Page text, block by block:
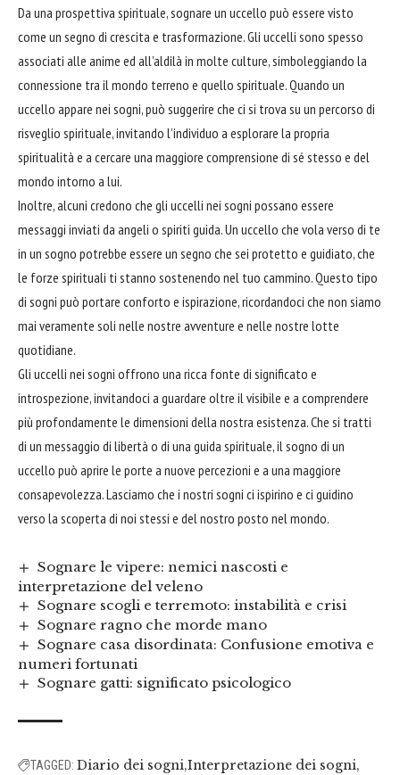
Da una prospettiva spirituale, sognare un uccello può essere visto
come un segno di crescita e trasformazione. Gli uccelli sono spesso
associati alle anime ed all’aldilà in molte culture, simboleggiando la
connessione tra il mondo terreno e quello spirituale. Quando un
uccello appare nei sogni, può suggerire che ci si trova su un percorso di
risveglio spirituale, invitando l’individuo a esplorare la propria
spiritualità e a cercare una maggiore comprensione di sé stesso e del
mondo intorno a lui.
Inoltre, alcuni credono che gli uccelli nei sogni possano essere
messaggi inviati da angeli o spiriti guida. Un uccello che vola verso di te
in un sogno potrebbe essere un segno che sei protetto e guidiato, che
le forze spirituali ti stanno sostenendo nel tuo cammino. Questo tipo
di sogni può portare conforto e ispirazione, ricordandoci che non siamo
mai veramente soli nelle nostre avventure e nelle nostre lotte
quotidiane.
Gli uccelli nei sogni offrono una ricca fonte di significato e
introspezione, invitandoci a guardare oltre il visibile e a comprendere
più profondamente le dimensioni della nostra esistenza. Che si tratti
di un messaggio di libertà o di una guida spirituale, il sogno di un
uccello può aprire le porte a nuove percezioni e a una maggiore
consapevolezza. Lasciamo che i nostri sogni ci ispirino e ci guidino
verso la scoperta di noi stessi e del nostro posto nel mondo.
Sognare le vipere: nemici nascosti e
interpretazione del veleno
Sognare scogli e terremoto: instabilità e crisi
Sognare ragno che morde mano
Sognare casa disordinata: Confusione emotiva e
numeri fortunati
Sognare gatti: significato psicologico
TAGGED: Diario dei sogni Interpretazione dei sogni